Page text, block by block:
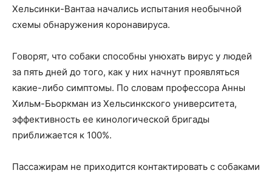
Хельсинки-Вантаа начались испытания необычной
схемы обнаружения коронавируса.
Говорят, что собаки способны унюхать вирус у людей
за пять дней до того, как у них начнут проявляться
какие-либо симптомы. По словам профессора Анны
Хильм-Бьоркман из Хельсинкского университета,
эффективность ее кинологической бригады
приближается к 100%.
Пассажирам не приходится контактировать с собаками